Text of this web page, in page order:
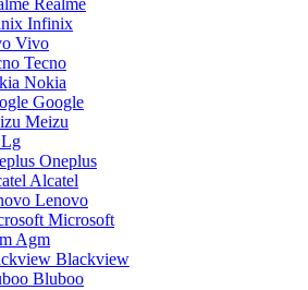
Realme
Infinix
Vivo
Tecno
Nokia
Google
Meizu
Lg
Oneplus
Alcatel
Lenovo
Microsoft
Agm
Blackview
Bluboo